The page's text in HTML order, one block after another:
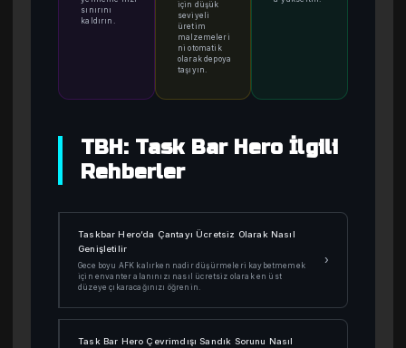
sınırını
kaldırın.
için düşük
seviyeli
üretim
malzemeleri
ni otomatik
olarak depoya
taşıyın.
TBH: Task Bar Hero İlgili
Rehberler
Taskbar Hero’da Çantayı Ücretsiz Olarak Nasıl
Genişletilir
Gece boyu AFK kalırken nadir düşürmeleri kaybetmemek
için envanter alanınızı nasıl ücretsiz olarak en üst
düzeye çıkaracağınızı öğrenin.
›
Task Bar Hero Çevrimdışı Sandık Sorunu Nasıl